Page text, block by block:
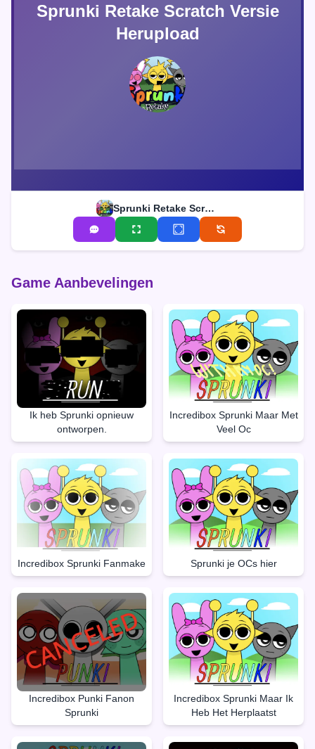
Sprunki Retake Scratch Versie
Herupload
Sprunki Retake Scratch Versie Herupload
Game Aanbevelingen
Ik heb Sprunki opnieuw
ontworpen.
Incredibox Sprunki Maar Met
Veel Oc
Incredibox Sprunki Fanmake Sprunki je OCs hier
Incredibox Punki Fanon
Sprunki
Incredibox Sprunki Maar Ik
Heb Het Herplaatst